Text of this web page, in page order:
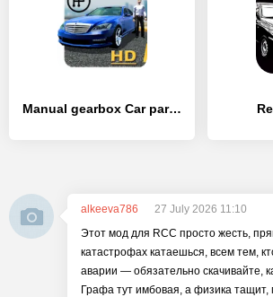
Manual gearbox Car parking
alkeeva786
27 July 2026 11:10
Этот мод для RCC просто жесть,
катастрофах катаешься, всем тем,
аварии — обязательно скачивайте,
Графа тут имбовая, а физика тащит,